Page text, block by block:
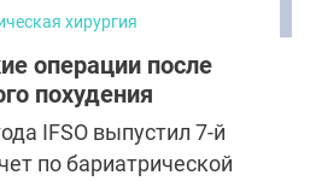
хирургия
операции после
похудения
IFSO выпустил 7-й
по бариатрической